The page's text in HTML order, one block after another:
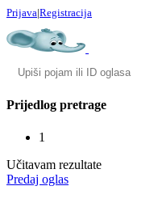
Prijava|Registracija
Prijedlog pretrage
1
Učitavam rezultate
Predaj oglas